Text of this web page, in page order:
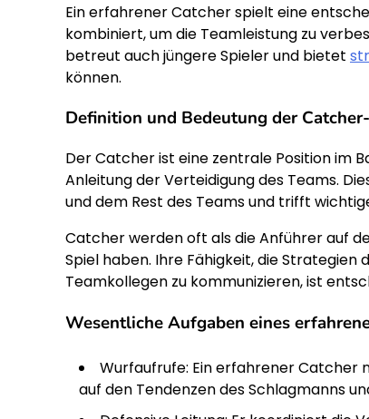
Ein erfahrener Catcher spielt eine
kombiniert, um die Teamleistung zu
betreut auch jüngere Spieler und bietet
können.
Definition und Bedeutung der
Der Catcher ist eine zentrale Position im
Anleitung der Verteidigung des Teams.
und dem Rest des Teams und trifft
Catcher werden oft als die Anführer auf
Spiel haben. Ihre Fähigkeit, die
Teamkollegen zu kommunizieren, ist
Wesentliche Aufgaben eines
Wurfaufrufe: Ein erfahrener Catcher
auf den Tendenzen des Schlagmanns